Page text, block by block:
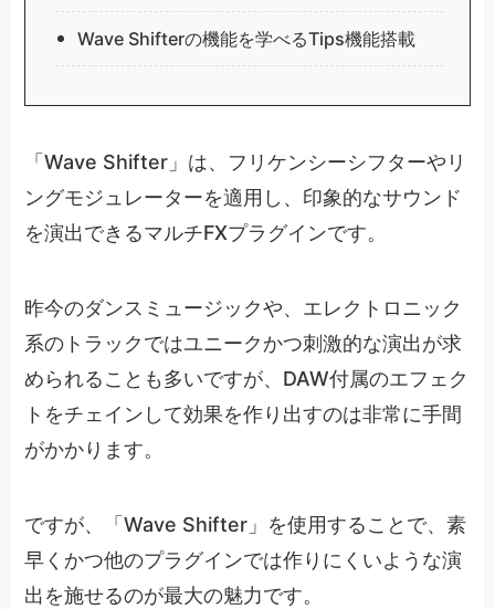
Wave Shifterの機能を学べるTips機能搭載
「Wave Shifter」は、フリケンシーシフターやリ
ングモジュレーターを適用し、印象的なサウンド
を演出できるマルチFXプラグインです。
昨今のダンスミュージックや、エレクトロニック
系のトラックではユニークかつ刺激的な演出が求
められることも多いですが、DAW付属のエフェク
トをチェインして効果を作り出すのは非常に手間
がかかります。
ですが、「Wave Shifter」を使用することで、素
早くかつ他のプラグインでは作りにくいような演
出を施せるのが最大の魅力です。